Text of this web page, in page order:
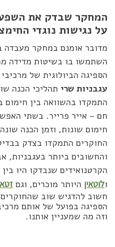
המחקר שבדק את
על נגישות נוגדי
מדובר אומנם במחקר מעבדה
השתמשו בו בשיטות מדידה
הספיגה הביולוגית של
עגבניות שרי תהליכי הכנה
התמקדו בהשוואה בין חימום
חם – אייר פרייר. בשתי
חימום שונות, וזמן הכנה שונה (2 – 20
החוקרים התמקדו בצדק
והחשובים ביותר בעגבניות,
הקרטנואידים שנבדקו היו
ולוטאין היותר מוכרים, וגם
חשוב להדגיש שוב
הספיגה בפועל של אותם
וזה מה שמעניין אותנו.